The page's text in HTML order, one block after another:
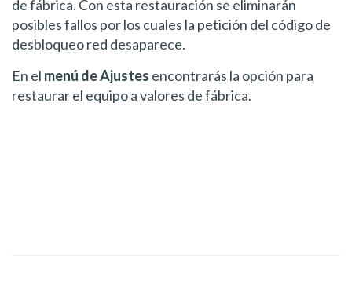
de fábrica. Con esta restauración se eliminarán
posibles fallos por los cuales la petición del código de
desbloqueo red desaparece.
En el menú de Ajustes encontrarás la opción para
restaurar el equipo a valores de fábrica.